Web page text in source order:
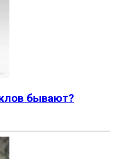
бывают?